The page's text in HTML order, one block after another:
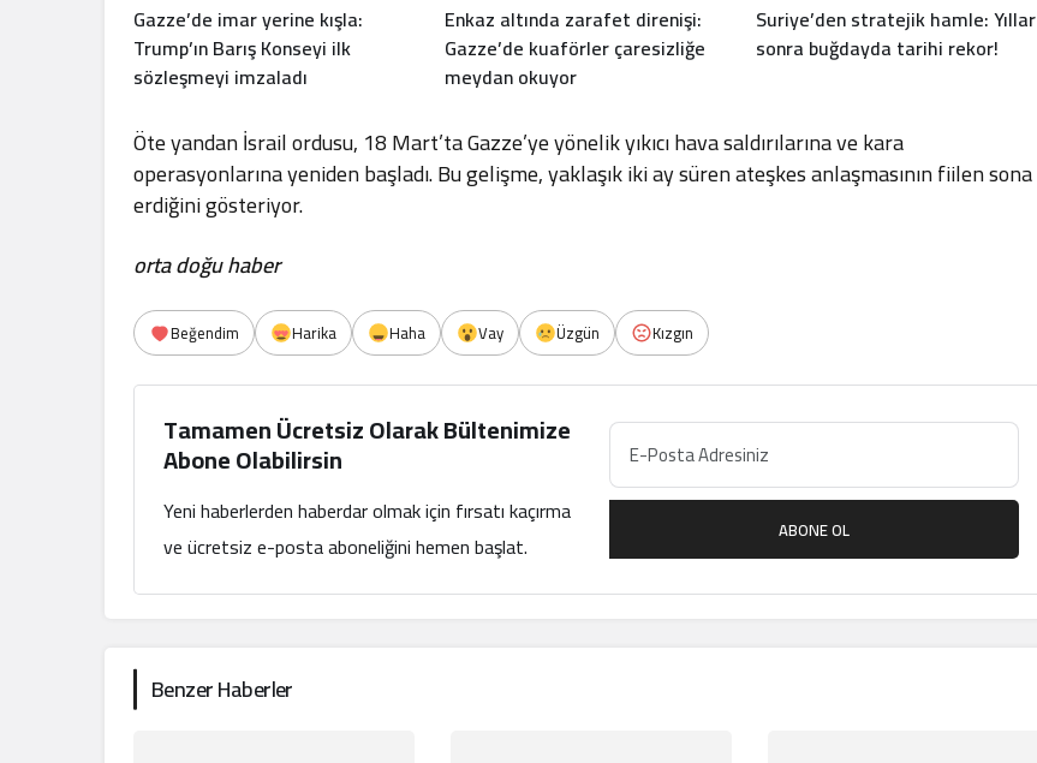
Gazze’de imar yerine kışla:
Trump’ın Barış Konseyi ilk
sözleşmeyi imzaladı
Enkaz altında zarafet direnişi:
Gazze’de kuaförler çaresizliğe
meydan okuyor
Suriye’den stratejik hamle: Yıllar
sonra buğdayda tarihi rekor!
Öte yandan İsrail ordusu, 18 Mart’ta Gazze’ye yönelik yıkıcı hava saldırılarına ve kara
operasyonlarına yeniden başladı. Bu gelişme, yaklaşık iki ay süren ateşkes anlaşmasının fiilen sona
erdiğini gösteriyor.
orta doğu haber
Beğendim Harika Haha Vay Üzgün Kızgın
Tamamen Ücretsiz Olarak Bültenimize
Abone Olabilirsin
Yeni haberlerden haberdar olmak için fırsatı kaçırma
ve ücretsiz e-posta aboneliğini hemen başlat.
ABONE OL
Benzer Haberler